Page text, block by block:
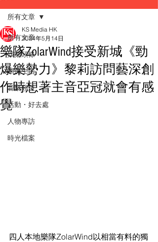
所有文章
娛樂頭條
潮流生活
音樂頻道
活動・好去處
人物專訪
時光檔案
所有文章
樂隊ZolarWind接受新城《勁
爆樂勢力》黎莉訪問藝深創
作時想著主音亞冠就會有感
覺
KS Media HK
2024年5月14日
四人本地樂隊ZolarWind以相當有料的獨